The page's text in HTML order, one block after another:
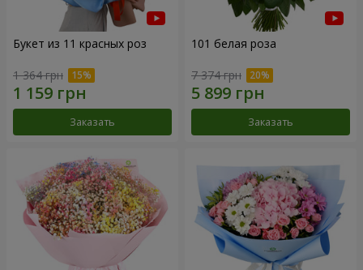
Букет из 11 красных роз
1 364 грн
Заказать
101 белая роза
7 374 грн
Заказать